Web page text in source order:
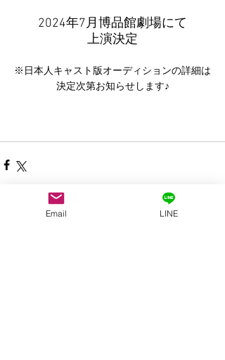
2024年7月博品館劇場にて
上演決定
※日本人キャスト版オーディションの詳細は
決定次第お知らせします♪
最新記事 すべて表示
Email LINE